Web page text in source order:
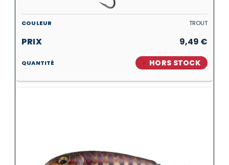
TROUT
9,49 €
HORS STOCK